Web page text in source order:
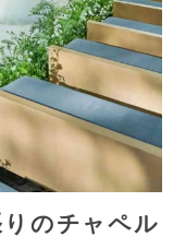
のチャペル